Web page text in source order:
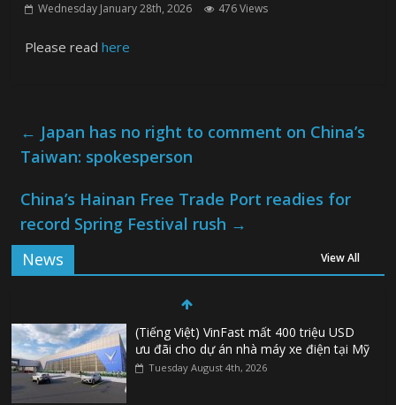
Wednesday January 28th, 2026 476 Views
Please readhere
← Japan has no right to comment on China’s
Taiwan: spokesperson
China’s Hainan Free Trade Port readies for
record Spring Festival rush →
News
View All
(Tiếng Việt) VinFast mất 400 triệu USD
ưu đãi cho dự án nhà máy xe điện tại Mỹ
Tuesday August 4th, 2026